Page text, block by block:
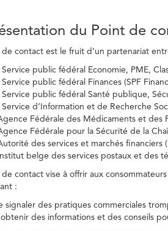
du Point de
de contact est le fruit d’un partenariat
Service public fédéral Economie, PME,
Service public fédéral Finances (SPF
Service public fédéral Santé publique,
Service d’Information et de Recherche
Fédérale des Médicaments et des
Fédérale pour la Sécurité de la
des services et marchés financiers
belge des services postaux et des
de contact vise à offrir aux
:
signaler des pratiques commerciales
des informations et des conseils